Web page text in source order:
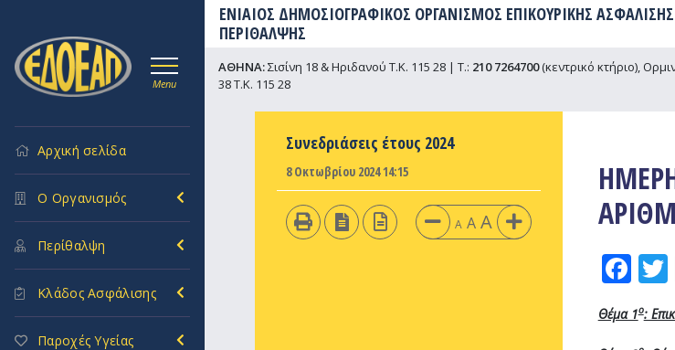
ΕΝΙΑΙΟΣ ΔΗΜΟΣΙΟΓΡΑΦΙΚΟΣ ΟΡΓΑΝΙΣΜΟΣ ΕΠΙΚΟΥΡΙΚΗΣ ΑΣΦΑΛΙΣΗΣ
ΠΕΡΙΘΑΛΨΗΣ
Menu
Αρχική σελίδα
Ο Οργανισμός
Περίθαλψη
Κλάδος Ασφάλισης
Παροχές Υγείας
ΑΘΗΝΑ:Σισίνη 18 & Ηριδανού Τ.Κ. 115 28 | Τ.: 210 7264700(κεντρικό κτήριο),
38 Τ.Κ. 115 28
Συνεδριάσεις έτους 2024
8 Οκτωβρίου 2024 14:15
A A A
Θέμα 1ο: